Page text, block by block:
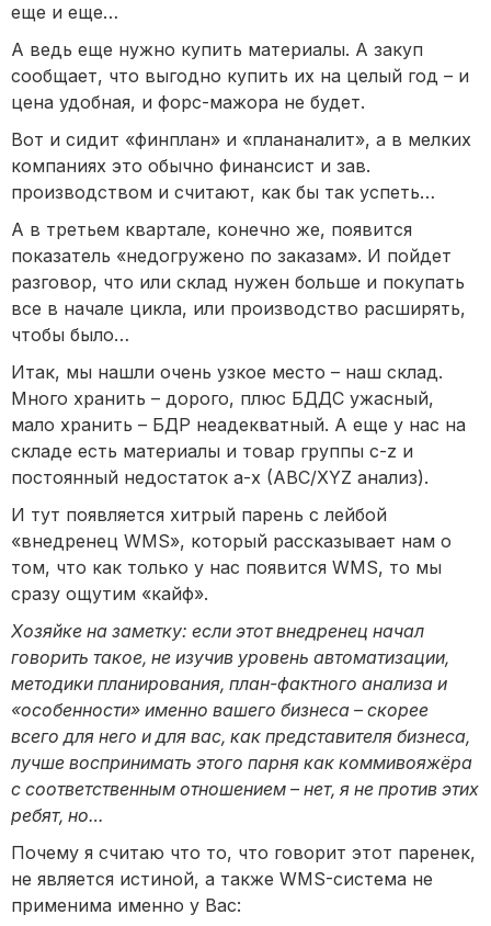
еще и еще…
А ведь еще нужно купить материалы. А закуп
сообщает, что выгодно купить их на целый год – и
цена удобная, и форс-мажора не будет.
Вот и сидит «финплан» и «плананалит», а в мелких
компаниях это обычно финансист и зав.
производством и считают, как бы так успеть…
А в третьем квартале, конечно же, появится
показатель «недогружено по заказам». И пойдет
разговор, что или склад нужен больше и покупать
все в начале цикла, или производство расширять,
чтобы было…
Итак, мы нашли очень узкое место – наш склад.
Много хранить – дорого, плюс БДДС ужасный,
мало хранить – БДР неадекватный. А еще у нас на
складе есть материалы и товар группы c-z и
постоянный недостаток a-x (ABC/XYZ анализ).
И тут появляется хитрый парень с лейбой
«внедренец WMS», который рассказывает нам о
том, что как только у нас появится WMS, то мы
сразу ощутим «кайф».
Хозяйке на заметку: если этот внедренец начал
говорить такое, не изучив уровень автоматизации,
методики планирования, план-фактного анализа и
«особенности» именно вашего бизнеса – скорее
всего для него и для вас, как представителя бизнеса,
лучше воспринимать этого парня как коммивояжёра
с соответственным отношением – нет, я не против этих
ребят, но…
Почему я считаю что то, что говорит этот паренек,
не является истиной, а также WMS-система не
применима именно у Вас: